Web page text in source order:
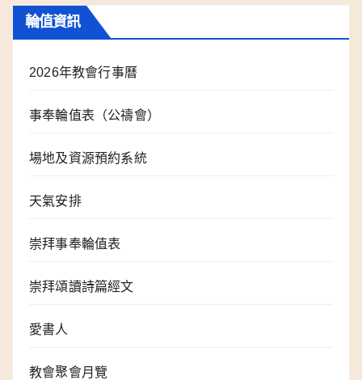
分
輪值資訊
2026年教會行事曆
事奉輪值表（公禱會）
場地及資源預約系統
天氣安排
崇拜事奉輪值表
崇拜頌讀詩篇經文
愛書人
教會聚會月覽